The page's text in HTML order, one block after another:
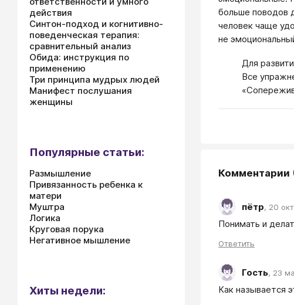
больше поводов
человек чаще
не
Для
​Все
Комментарии
пётр, 20
Понимать и
Ответить
Гость, 23
Как называется
действия
Синтон-подход и когнитивно-
поведенческая терапия:
сравнительный анализ
Обида: инструкция по
применению
Три принципа мудрых людей
Манифест послушания
женщины
Популярные статьи:
Размышление
Привязанность ребенка к
матери
Муштра
Логика
Круговая порука
Негативное мышление
Хиты недели: